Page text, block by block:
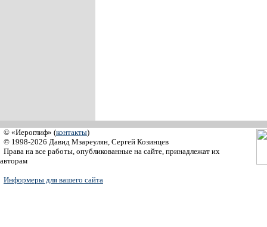
© «Иероглиф» (контакты)
© 1998-2026 Давид Мзареулян, Сергей Козинцев
Права на все работы, опубликованные на сайте, принадлежат их
авторам
Информеры для вашего сайта